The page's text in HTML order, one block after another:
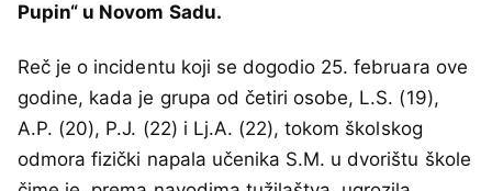
Pupin“ u Novom Sadu.
Reč je o incidentu koji se dogodio 25. februara ove
godine, kada je grupa od četiri osobe, L.S. (19),
A.P. (20), P.J. (22) i Lj.A. (22), tokom školskog
odmora fizički napala učenika S.M. u dvorištu škole